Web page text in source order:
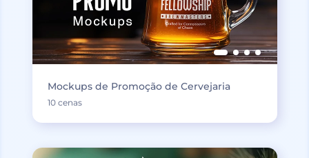
Mockups de Promoção de Cervejaria
10 cenas